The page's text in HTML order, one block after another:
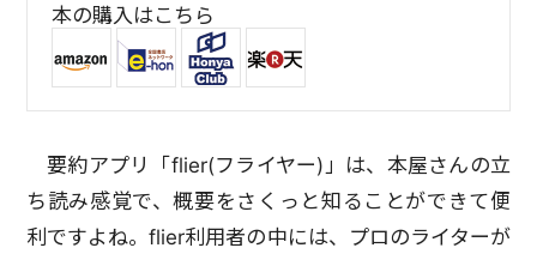
本の購入はこちら
要約アプリ「flier(フライヤー)」は、本屋さんの立
ち読み感覚で、概要をさくっと知ることができて便
利ですよね。flier利用者の中には、プロのライターが